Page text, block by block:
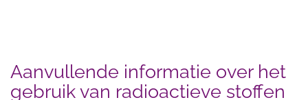
Aanvullende informatie over het
gebruik van radioactieve stoffen